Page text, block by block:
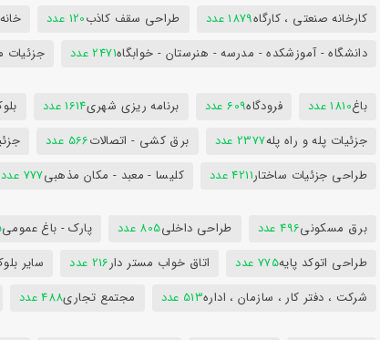
کارخانه صنعتی ، کارگاه1879 عدد طراحی سقف کاذب120 عدد
دانشگاه - آموزشکده - مدرسه - هنرستان - خوابگاه2471 عدد جزئیات
باغ1810 عدد فرودگاه609 عدد برنامه ریزی شهری1614 عدد
جزئیات پله و راه پله2377 عدد برق کشی - اتصالات566 عدد
طراحی جزئیات ساختار4211 عدد کلیسا - معبد - مکان مذهبی777 عدد
برق مسکونی496 عدد طراحی داخلی805 عدد پارک - باغ عمومی
طراحی اتوکد پایه775 عدد اتاق خواب مستر دار216 عدد سایر
شرکت ، دفتر کار ، سازمان ، اداره513 عدد مجتمع تجاری488 عدد